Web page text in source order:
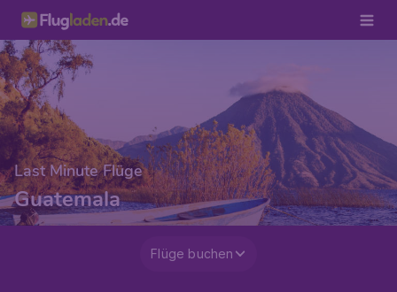
Last Minute Flüge
Guatemala
Flüge buchen